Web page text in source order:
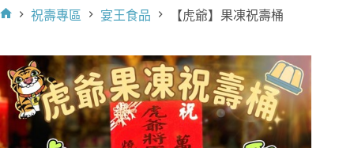
祝壽專區 宴王食品 【虎爺】果凍祝壽桶